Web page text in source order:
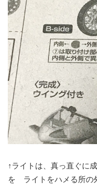
↑ライトは、真っ直ぐに
を ライトをハメる所の